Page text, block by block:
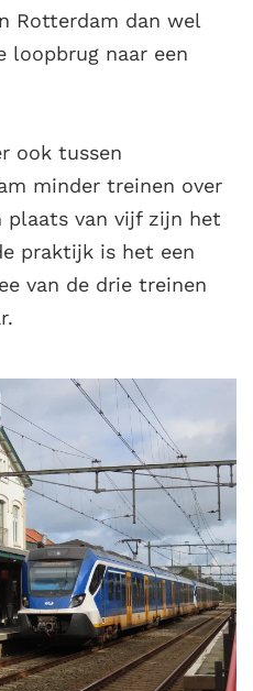
Rotterdam dan wel
loopbrug naar een
ook tussen
minder treinen over
plaats van vijf zijn het
praktijk is het een
van de drie treinen